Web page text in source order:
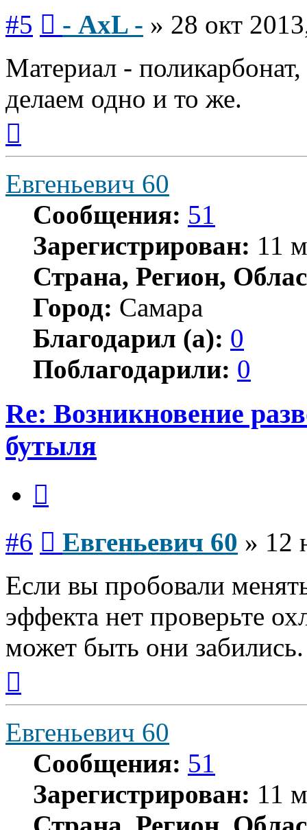
#5 - AxL - » 28 окт
Материал -
делаем одно и то же.
началу
Евгеньевич 60
Сообщения: 51
Зарегистрирован: 11
Страна, Регион,
Город: Самара
Благодарил (а): 0
Поблагодарили: 0
Re: Возникновение
бутыля
#6 Евгеньевич 60 » 12
Если вы пробовали
эффекта нет проверьте
может быть они забились.
началу
Евгеньевич 60
Сообщения: 51
Зарегистрирован: 11